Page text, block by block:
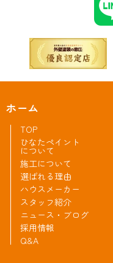
ホーム
TOP
ひなたペイント
について
施工について
選ばれる理由
ハウスメーカー
スタッフ紹介
ニュース・ブログ
採用情報
Q&A